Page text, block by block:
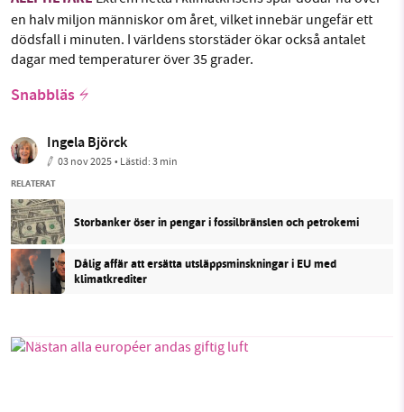
en halv miljon människor om året, vilket innebär ungefär ett
dödsfall i minuten. I världens storstäder ökar också antalet
dagar med temperaturer över 35 grader.
Snabbläs
Ingela Björck
03 nov 2025• Lästid:3 min
RELATERAT
Storbanker öser in pengar i fossilbränslen och petrokemi
Dålig affär att ersätta utsläppsminskningar i EU med
klimatkrediter